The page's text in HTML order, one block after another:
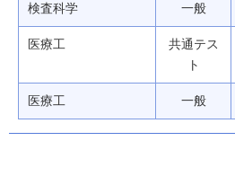
検査科学 一般
医療工
共通テス
ト
医療工 一般